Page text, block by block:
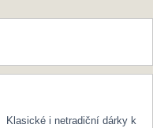
Klasické i netradiční dárky k